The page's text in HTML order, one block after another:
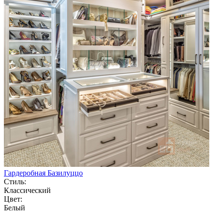
Гардеробная Базилуццо
Стиль:
Классический
Цвет:
Белый